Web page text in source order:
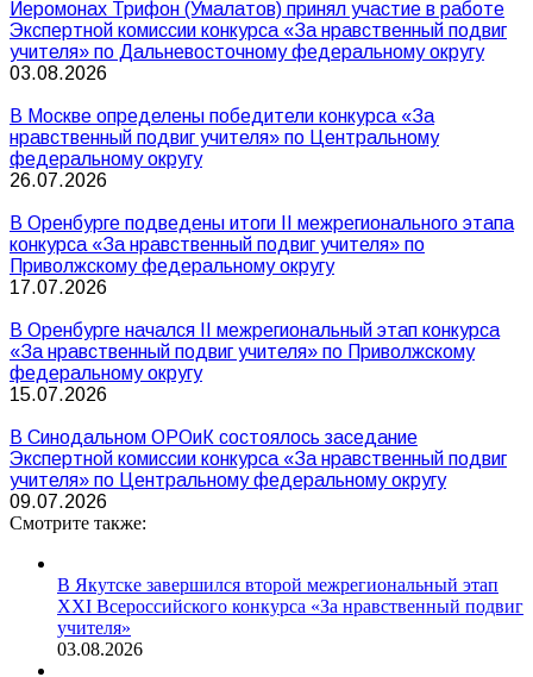
Иеромонах Трифон (Умалатов) принял участие в работе
Экспертной комиссии конкурса «За нравственный подвиг
учителя» по Дальневосточному федеральному округу
03.08.2026
В Москве определены победители конкурса «За
нравственный подвиг учителя» по Центральному
федеральному округу
26.07.2026
В Оренбурге подведены итоги II межрегионального этапа
конкурса «За нравственный подвиг учителя» по
Приволжскому федеральному округу
17.07.2026
В Оренбурге начался II межрегиональный этап конкурса
«За нравственный подвиг учителя» по Приволжскому
федеральному округу
15.07.2026
В Синодальном ОРОиК состоялось заседание
Экспертной комиссии конкурса «За нравственный подвиг
учителя» по Центральному федеральному округу
09.07.2026
Смотрите также:
В Якутске завершился второй межрегиональный этап
XXI Всероссийского конкурса «За нравственный подвиг
учителя»
03.08.2026